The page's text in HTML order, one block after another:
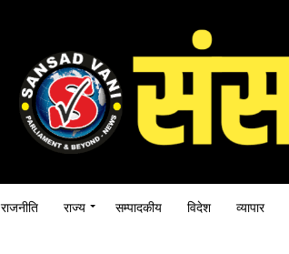
राजनीति राज्य सम्पादकीय विदेश व्यापार